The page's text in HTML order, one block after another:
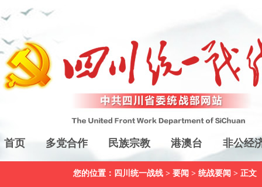
首页 多党合作 民族宗教 港澳台 非公经
您的位置： 四川统一战线 > 要闻 > 统战要闻 > 正文